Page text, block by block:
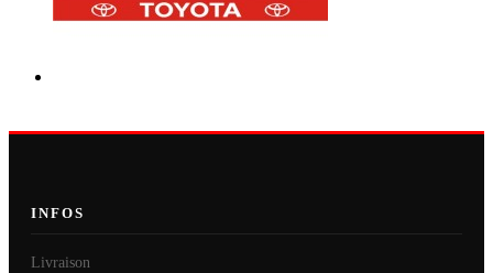
INFOS
Livraison